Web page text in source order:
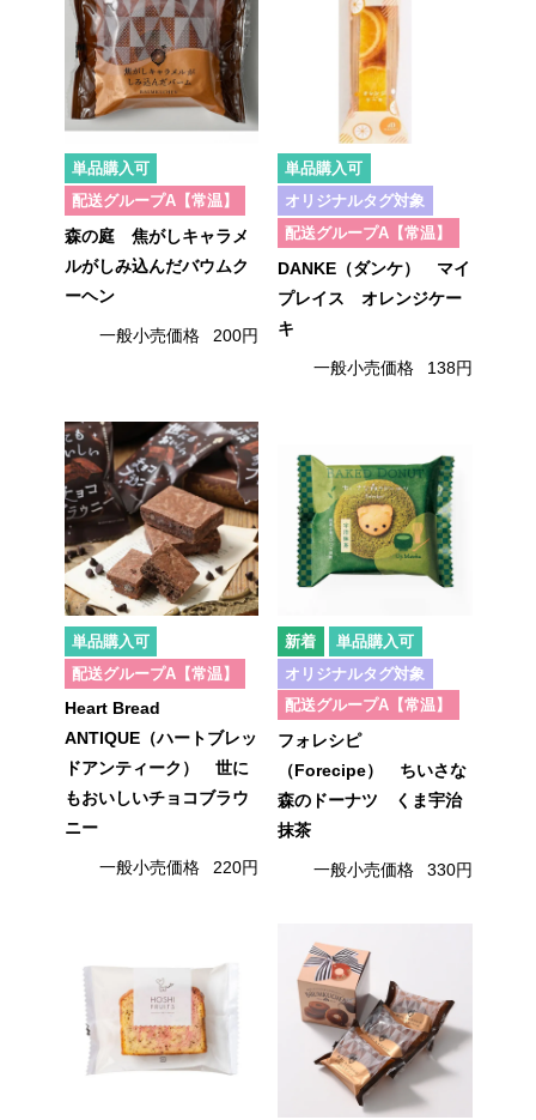
単品購入可
配送グループA【常温】
森の庭 焦がしキャラメ
ルがしみ込んだバウムク
ーヘン
一般小売価格 200円
単品購入可
オリジナルタグ対象
配送グループA【常温】
DANKE（ダンケ） マイ
プレイス オレンジケー
キ
一般小売価格 138円
単品購入可
配送グループA【常温】
Heart Bread
ANTIQUE（ハートブレッ
ドアンティーク） 世に
もおいしいチョコブラウ
ニー
一般小売価格 220円
単品購入可
オリジナルタグ対象
配送グループA【常温】
フォレシピ
（Forecipe） ちいさな
森のドーナツ くま宇治
抹茶
一般小売価格 330円